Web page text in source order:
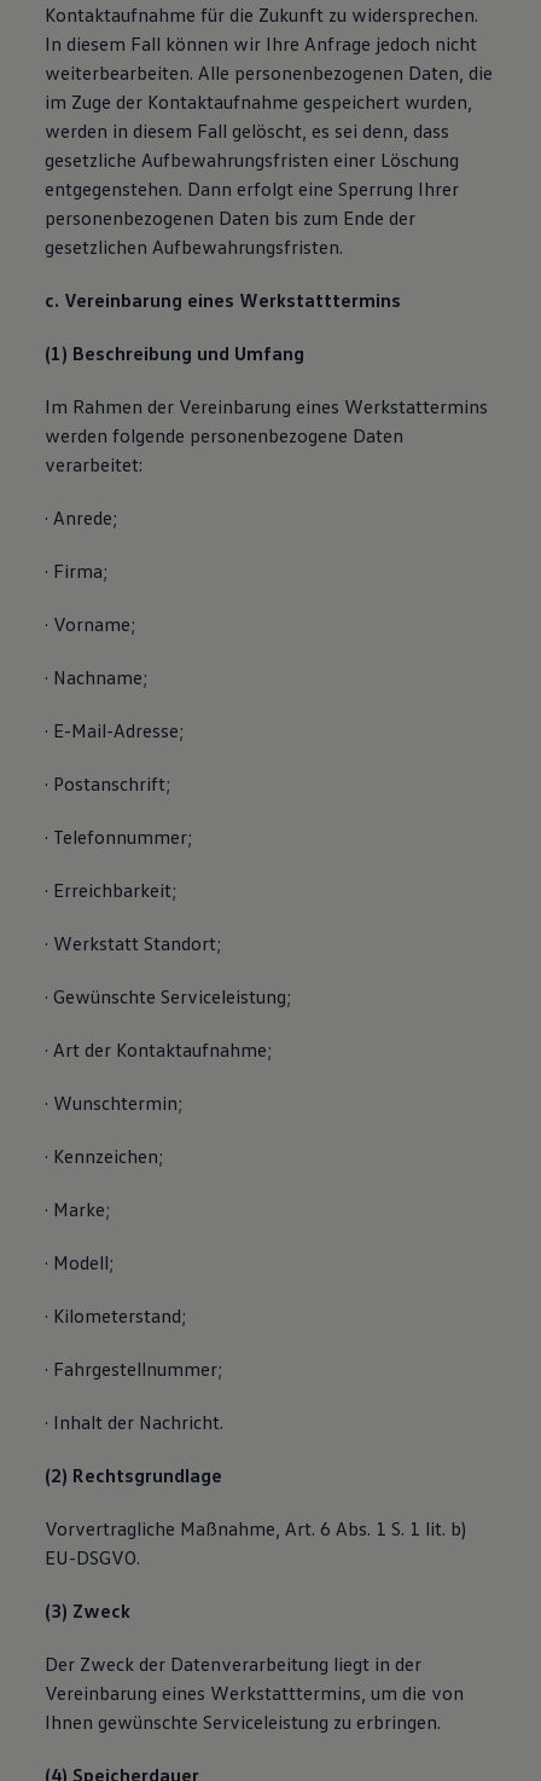
Kontaktaufnahme für die Zukunft zu widersprechen.
In diesem Fall können wir Ihre Anfrage jedoch nicht
weiterbearbeiten. Alle personenbezogenen Daten, die
im Zuge der Kontaktaufnahme gespeichert wurden,
werden in diesem Fall gelöscht, es sei denn, dass
gesetzliche Aufbewahrungsfristen einer Löschung
entgegenstehen. Dann erfolgt eine Sperrung Ihrer
personenbezogenen Daten bis zum Ende der
gesetzlichen Aufbewahrungsfristen.
c. Vereinbarung eines Werkstatttermins
(1) Beschreibung und Umfang
Im Rahmen der Vereinbarung eines Werkstattermins
werden folgende personenbezogene Daten
verarbeitet:
· Anrede;
· Firma;
· Vorname;
· Nachname;
· E-Mail-Adresse;
· Postanschrift;
· Telefonnummer;
· Erreichbarkeit;
· Werkstatt Standort;
· Gewünschte Serviceleistung;
· Art der Kontaktaufnahme;
· Wunschtermin;
· Kennzeichen;
· Marke;
· Modell;
· Kilometerstand;
· Fahrgestellnummer;
· Inhalt der Nachricht.
(2) Rechtsgrundlage
Vorvertragliche Maßnahme, Art. 6 Abs. 1 S. 1 lit. b)
EU-DSGVO.
(3) Zweck
Der Zweck der Datenverarbeitung liegt in der
Vereinbarung eines Werkstatttermins, um die von
Ihnen gewünschte Serviceleistung zu erbringen.
(4) Speicherdauer